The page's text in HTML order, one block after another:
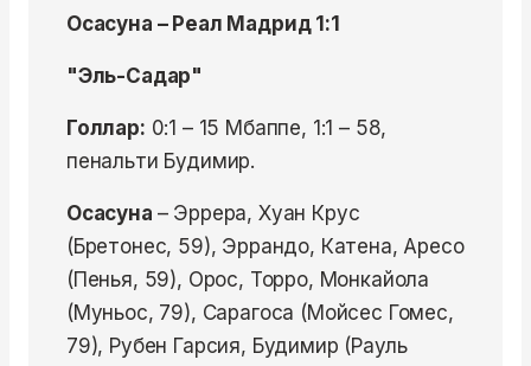
Осасуна – Реал Мадрид 1:1
"Эль-Садар"
Голлар: 0:1 – 15 Мбаппе, 1:1 – 58,
пенальти Будимир.
Осасуна – Эррера, Хуан Крус
(Бретонес, 59), Эррандо, Катена, Аресо
(Пенья, 59), Орос, Торро, Монкайола
(Муньос, 79), Сарагоса (Мойсес Гомес,
79), Рубен Гарсия, Будимир (Рауль